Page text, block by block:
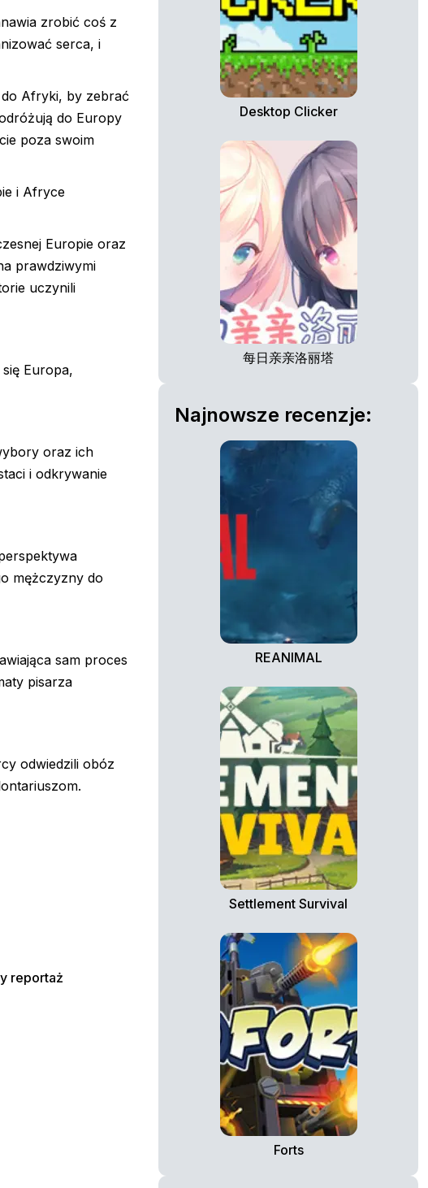
zrobić coś z
serca, i
Afryki, by zebrać
do Europy
poza swoim
i Afryce
Europie oraz
prawdziwymi
uczynili
Europa,
oraz ich
i odkrywanie
mężczyzny do
sam proces
pisarza
odwiedzili obóz
reportaż
Desktop Clicker
每日亲亲洛丽塔
Najnowsze recenzje:
REANIMAL
Settlement Survival
Forts